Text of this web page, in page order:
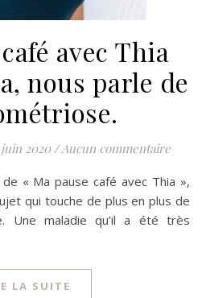
avec Thia
nous parle de
juin 2020 /Aucun commentaire
qui touche de plus en plus de
Une maladie qu’il a été très
LA SUITE